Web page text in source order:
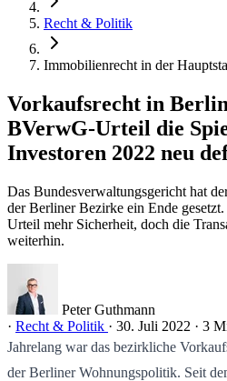
Recht & Politik
Immobilienrecht in der
Vorkaufsrecht in
BVerwG-Urteil die
Investoren 2022 neu
Das Bundesverwaltungsgericht hat
der Berliner Bezirke ein Ende
Urteil mehr Sicherheit, doch die
weiterhin.
Peter Guthmann
· Recht & Politik · 30. Juli 2022 · 3
Jahrelang war das bezirkliche
der Berliner Wohnungspolitik. Seit